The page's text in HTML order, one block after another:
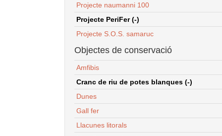
Projecte naumanni 100
Projecte PeriFer (-)
Projecte S.O.S. samaruc
Objectes de conservació
Amfibis
Cranc de riu de potes blanques (-)
Dunes
Gall fer
Llacunes litorals